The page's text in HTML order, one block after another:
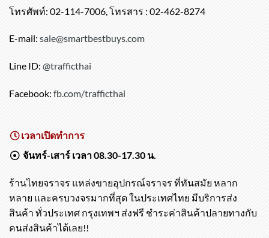
โทรศัพท์: 02-114-7006, โทรสาร : 02-462-8274
E-mail: sale@smartbestbuys.com
Line ID: @trafficthai
Facebook: fb.com/trafficthai
เวลาเปิดทำการ
จันทร์-เสาร์ เวลา 08.30-17.30 น.
ร้านไทยจราจร แหล่งขายอุปกรณ์จราจร ที่ทันสมัย หลาก
หลาย และครบวงจรมากที่สุด ในประเทศไทย มีบริการส่ง
สินค้า ทั่วประเทศ กรุงเทพฯ ส่งฟรี ชำระค่าสินค้าปลายทางกับ
คนส่งสินค้าได้เลย!!